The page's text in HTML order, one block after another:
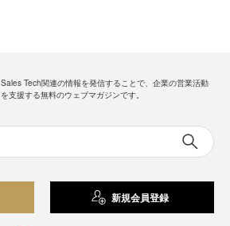
Sales Tech関連の情報を発信することで、企業の営業活動
を支援する無料のウェブマガジンです。
新規会員登録